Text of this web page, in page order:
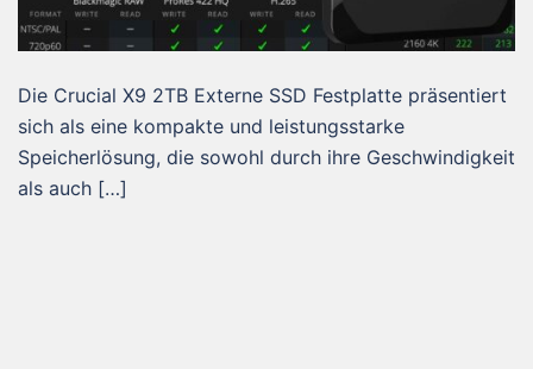
Die Crucial X9 2TB Externe SSD Festplatte präsentiert
sich als eine kompakte und leistungsstarke
Speicherlösung, die sowohl durch ihre Geschwindigkeit
als auch […]